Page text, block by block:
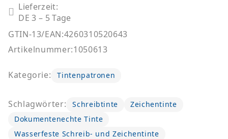
Lieferzeit:
DE 3 – 5 Tage
GTIN-13/EAN:4260310520643
Artikelnummer:1050613
Kategorie: Tintenpatronen
Schlagwörter: Schreibtinte
Zeichentinte
Dokumentenechte Tinte
Wasserfeste Schreib- und Zeichentinte